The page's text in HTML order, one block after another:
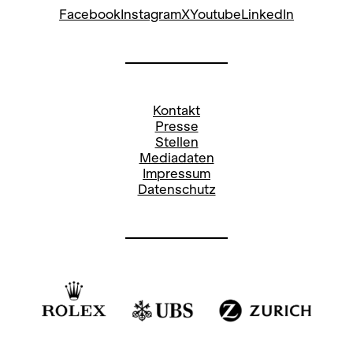
FacebookInstagramXYoutubeLinkedIn
Kontakt
Presse
Stellen
Mediadaten
Impressum
Datenschutz